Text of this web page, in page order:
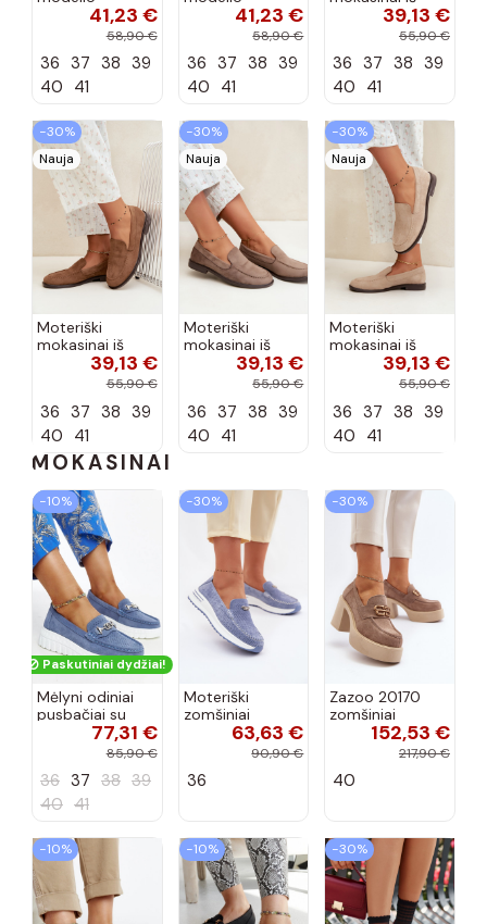
aukštakulniai
šokolado
spalvos Nesha
41,23 €
58,90 €
36 37 38 39
40 41
aukštakulniai
bordo spalvos
Nesha
41,23 €
58,90 €
36 37 38 39
40 41
dirbtinės
zomšos, bordo
39,13 €
55,90 €
36 37 38 39
40 41
−30%
Nauja
Moteriški
mokasinai iš
dirbtinės
zomšos, rudos
39,13 €
55,90 €
36 37 38 39
40 41
−30%
Nauja
Moteriški
mokasinai iš
dirbtinės
zomšos, molio
39,13 €
55,90 €
36 37 38 39
40 41
−30%
Nauja
Moteriški
mokasinai iš
dirbtinės
zomšos, smėlio
39,13 €
55,90 €
36 37 38 39
40 41
MOKASINAI
−10%
Paskutiniai dydžiai!
Mėlyni odiniai
pusbačiai su
dekoratyvine
sagtimi Taija
77,31 €
85,90 €
36 37 38 39
40 41
−30%
Moteriški
zomšiniai
mokasinai
Demela mėlynos
63,63 €
90,90 €
36
−30%
Zazoo 20170
zomšiniai
bateliai su
kulniukais smėlio
152,53 €
217,90 €
40
−10% −10% −30%